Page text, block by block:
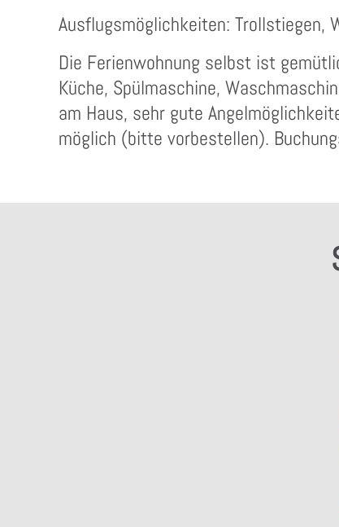
Ausflugsmöglichkeiten: Trollstiegen,
Die Ferienwohnung selbst ist
Küche, Spülmaschine,
am Haus, sehr gute
möglich (bitte vorbestellen).